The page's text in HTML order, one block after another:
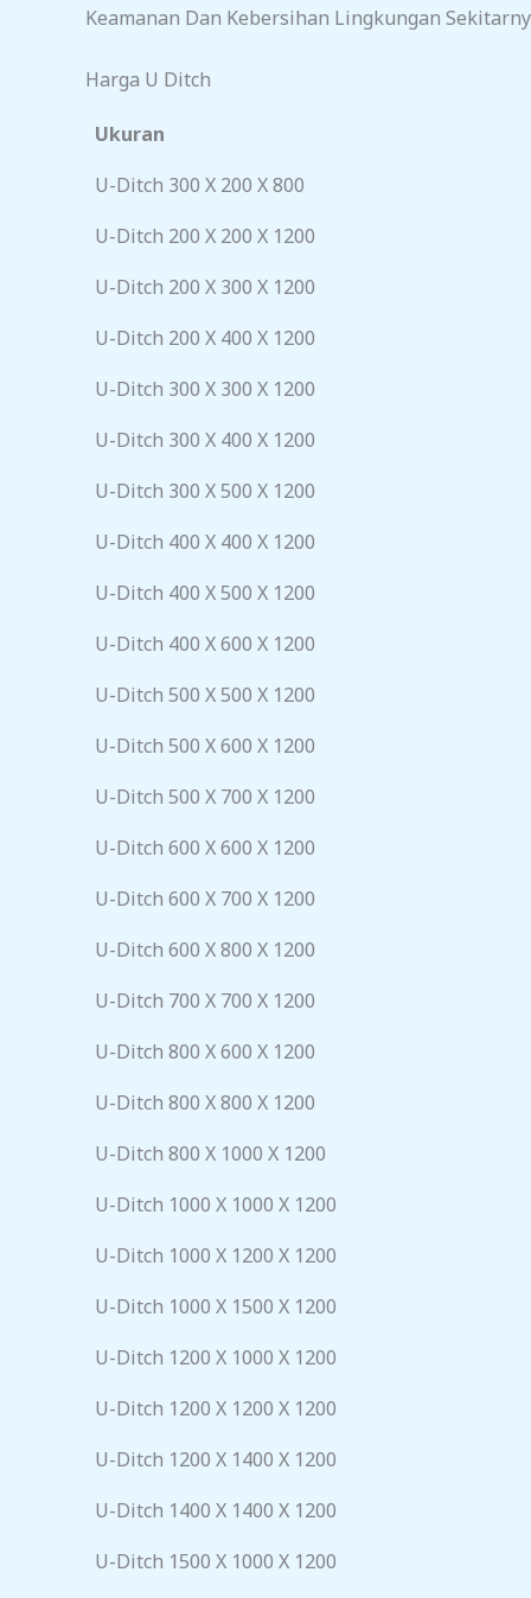
Keamanan Dan Kebersihan Lingkungan
Harga U Ditch
Ukuran
U-Ditch 300 X 200 X 800
U-Ditch 200 X 200 X 1200
U-Ditch 200 X 300 X 1200
U-Ditch 200 X 400 X 1200
U-Ditch 300 X 300 X 1200
U-Ditch 300 X 400 X 1200
U-Ditch 300 X 500 X 1200
U-Ditch 400 X 400 X 1200
U-Ditch 400 X 500 X 1200
U-Ditch 400 X 600 X 1200
U-Ditch 500 X 500 X 1200
U-Ditch 500 X 600 X 1200
U-Ditch 500 X 700 X 1200
U-Ditch 600 X 600 X 1200
U-Ditch 600 X 700 X 1200
U-Ditch 600 X 800 X 1200
U-Ditch 700 X 700 X 1200
U-Ditch 800 X 600 X 1200
U-Ditch 800 X 800 X 1200
U-Ditch 800 X 1000 X 1200
U-Ditch 1000 X 1000 X 1200
U-Ditch 1000 X 1200 X 1200
U-Ditch 1000 X 1500 X 1200
U-Ditch 1200 X 1000 X 1200
U-Ditch 1200 X 1200 X 1200
U-Ditch 1200 X 1400 X 1200
U-Ditch 1400 X 1400 X 1200
U-Ditch 1500 X 1000 X 1200